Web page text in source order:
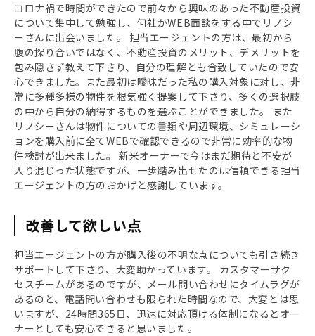
コロナ禍で時間ができたので前々から興味のあった不動産投資
について集中して勉強し、何社かWEB面談をする中でリノシ
ーさんに出会いました。 担当エージェントの方は、最初から
腹の探り合いではなく、不動産投資のメリット、デメリットを
包み隠さず教えて下さり、自分の理解とも合致していたので安
心できました。また最初は曖昧だった私の購入対象に対し、非
常に多種多様の物件を根気強く提案して下さり、多くの選択肢
の中から自分の納得するものを選ぶことができました。 また
リノシーさんは物件についての書類や周辺環境、シミュレーシ
ョンを購入前に全てWEBで確認できるので非常に効率的な物
件検討が出来ました。 新米オーナーで今はまだ期待と不安が
入り混じった状態ですが、一歩踏み出せたのは信頼できる担当
エージェントの方のおかげと感謝しています。
改善して欲しい点
担当エージェントの方が購入後の不明な点についても引き続き
サポートして下さり、大変助かっています。 カスタマーサク
セスチームがあるのですが、メール問い合わせにタイムラグが
あるのと、電話問い合わせも限られた時間なので、大変とは思
いますが、24時間365日、迅速に対応頂ける体制になるとオー
ナーとしても安心できると思いました。